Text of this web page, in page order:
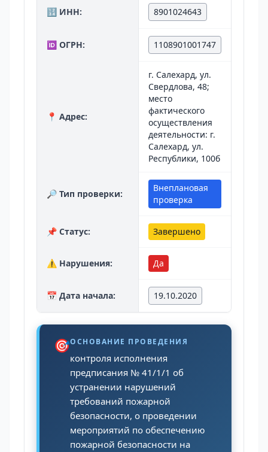
🔢 ИНН: 8901024643
🆔 ОГРН: 1108901001747
📍 Адрес:
г. Салехард, ул.
Свердлова, 48;
место
фактического
осуществления
деятельности: г.
Салехард, ул.
Республики, 100б
🔎 Тип проверки:
Внеплановая
проверка
📌 Статус: Завершено
⚠️ Нарушения: Да
📅 Дата начала: 19.10.2020
🎯ОСНОВАНИЕ ПРОВЕДЕНИЯ
контроля исполнения
предписания № 41/1/1 об
устранении нарушений
требований пожарной
безопасности, о проведении
мероприятий по обеспечению
пожарной безопасности на